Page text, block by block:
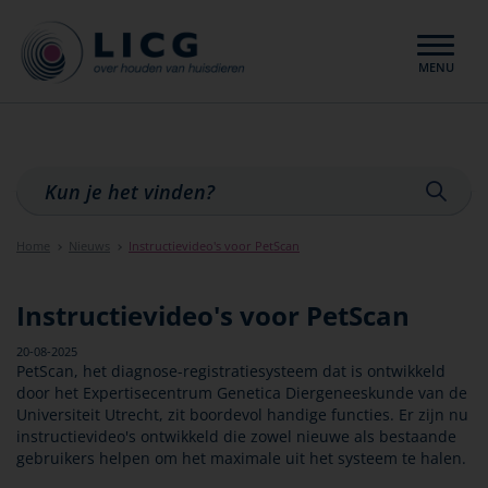
MENU
Home Nieuws Instructievideo's voor PetScan
Instructievideo's voor PetScan
20-08-2025
PetScan, het diagnose-registratiesysteem dat is ontwikkeld
door het Expertisecentrum Genetica Diergeneeskunde van de
Universiteit Utrecht, zit boordevol handige functies. Er zijn nu
instructievideo's ontwikkeld die zowel nieuwe als bestaande
gebruikers helpen om het maximale uit het systeem te halen.